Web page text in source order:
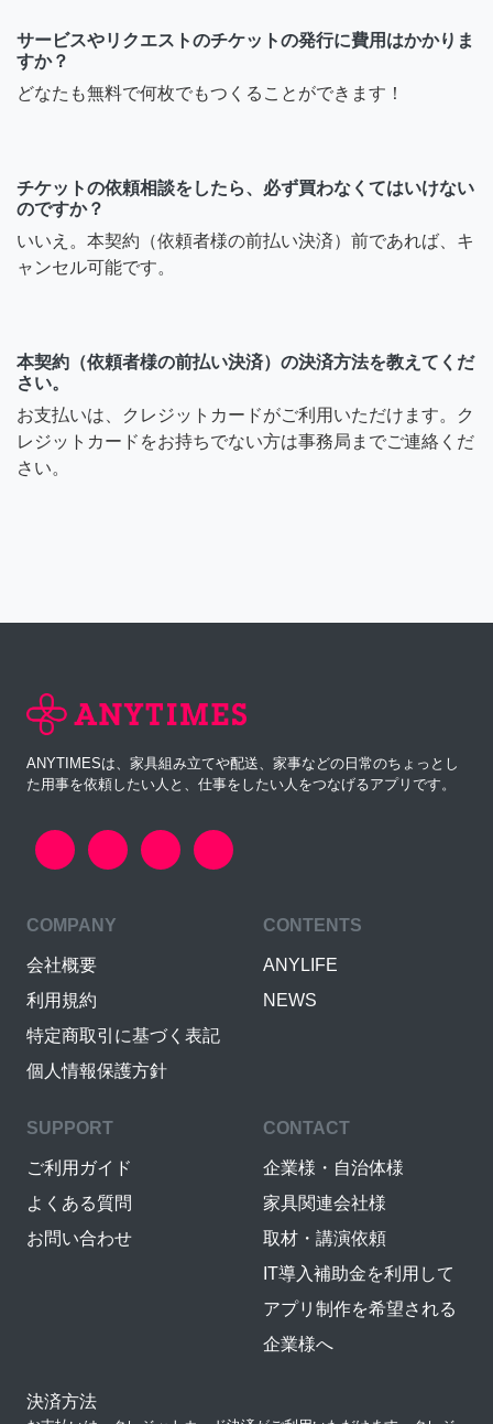
サービスやリクエストのチケットの発行に費用はかかりま
すか？
どなたも無料で何枚でもつくることができます！
チケットの依頼相談をしたら、必ず買わなくてはいけない
のですか？
いいえ。本契約（依頼者様の前払い決済）前であれば、キ
ャンセル可能です。
本契約（依頼者様の前払い決済）の決済方法を教えてくだ
さい。
お支払いは、クレジットカードがご利用いただけます。ク
レジットカードをお持ちでない方は事務局までご連絡くだ
さい。
ANYTIMESは、家具組み立てや配送、家事などの日常のちょっとし
た用事を依頼したい人と、仕事をしたい人をつなげるアプリです。
COMPANY
会社概要
利用規約
特定商取引に基づく表記
個人情報保護方針
CONTENTS
ANYLIFE
NEWS
SUPPORT
ご利用ガイド
よくある質問
お問い合わせ
CONTACT
企業様・自治体様
家具関連会社様
取材・講演依頼
IT導入補助金を利用して
アプリ制作を希望される
企業様へ
決済方法